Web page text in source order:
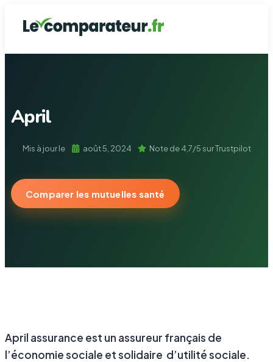
April
Mis à jour le août 5, 2024 Note de 4,7/5 sur Trustpilot
Comparer les mutuelles santé
April assurance est un assureur français de
l’économie sociale et solidaire d’utilité sociale.